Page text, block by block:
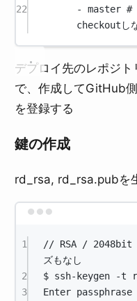
22
- master #
checkoutし
デプロイ先のレポジ
で、作成してGitHub
を登録する
鍵の作成
rd_rsa, rd_rsa.pubを
1 // RSA / 2048bit
ズもなし
2
$ ssh-keygen -t
3
Enter passphrase